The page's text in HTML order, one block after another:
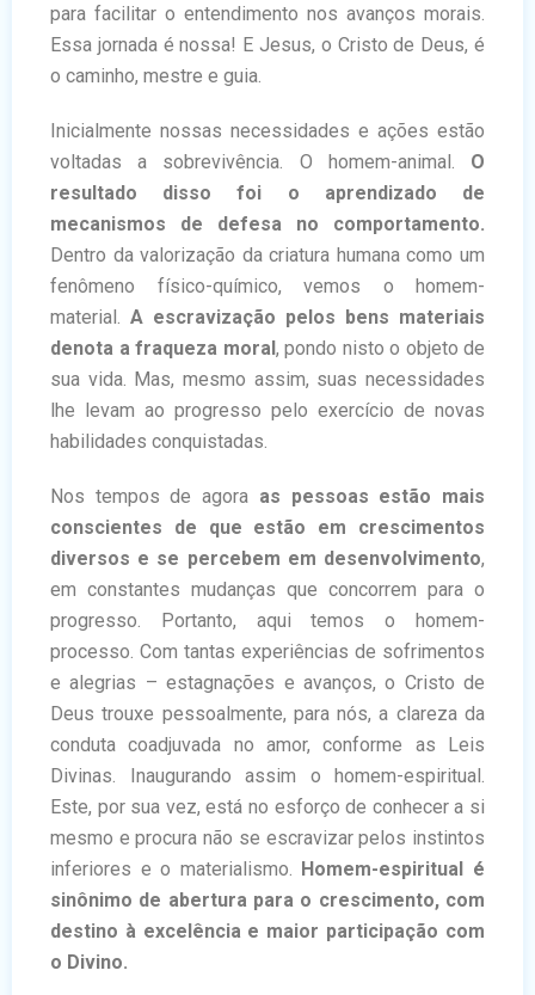
para facilitar o entendimento nos avanços morais.
Essa jornada é nossa! E Jesus, o Cristo de Deus, é
o caminho, mestre e guia.
Inicialmente nossas necessidades e ações estão
voltadas a sobrevivência. O homem-animal. O
resultado disso foi o aprendizado de
mecanismos de defesa no comportamento.
Dentro da valorização da criatura humana como um
fenômeno físico-químico, vemos o homem-
material. A escravização pelos bens materiais
denota a fraqueza moral, pondo nisto o objeto de
sua vida. Mas, mesmo assim, suas necessidades
lhe levam ao progresso pelo exercício de novas
habilidades conquistadas.
Nos tempos de agora as pessoas estão mais
conscientes de que estão em crescimentos
diversos e se percebem em desenvolvimento,
em constantes mudanças que concorrem para o
progresso. Portanto, aqui temos o homem-
processo. Com tantas experiências de sofrimentos
e alegrias – estagnações e avanços, o Cristo de
Deus trouxe pessoalmente, para nós, a clareza da
conduta coadjuvada no amor, conforme as Leis
Divinas. Inaugurando assim o homem-espiritual.
Este, por sua vez, está no esforço de conhecer a si
mesmo e procura não se escravizar pelos instintos
inferiores e o materialismo. Homem-espiritual é
sinônimo de abertura para o crescimento, com
destino à excelência e maior participação com
o Divino.